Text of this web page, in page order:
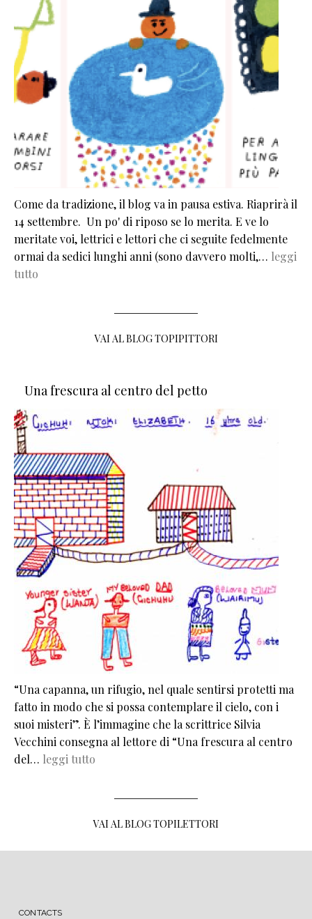
Come da tradizione, il blog va in pausa estiva. Riaprirà il
14 settembre. Un po' di riposo se lo merita. E ve lo
meritate voi, lettrici e lettori che ci seguite fedelmente
ormai da sedici lunghi anni (sono davvero molti,… leggi
tutto
VAI AL BLOG TOPIPITTORI
Una frescura al centro del petto
“Una capanna, un rifugio, nel quale sentirsi protetti ma
fatto in modo che si possa contemplare il cielo, con i
suoi misteri”. È l’immagine che la scrittrice Silvia
Vecchini consegna al lettore di “Una frescura al centro
del… leggi tutto
VAI AL BLOG TOPILETTORI
MENU FOOTER
CONTACTS